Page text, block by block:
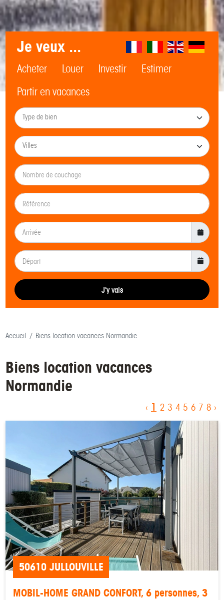
Je veux ...
Acheter Louer Investir
Estimer
Partir en vacances
J'y vais
Accueil Biens location vacances Normandie
Biens location vacances
Normandie
‹ 1 2 3 4 5 6 7 8 ›
50610 JULLOUVILLE
MOBIL-HOME GRAND CONFORT, 6 personnes, 3